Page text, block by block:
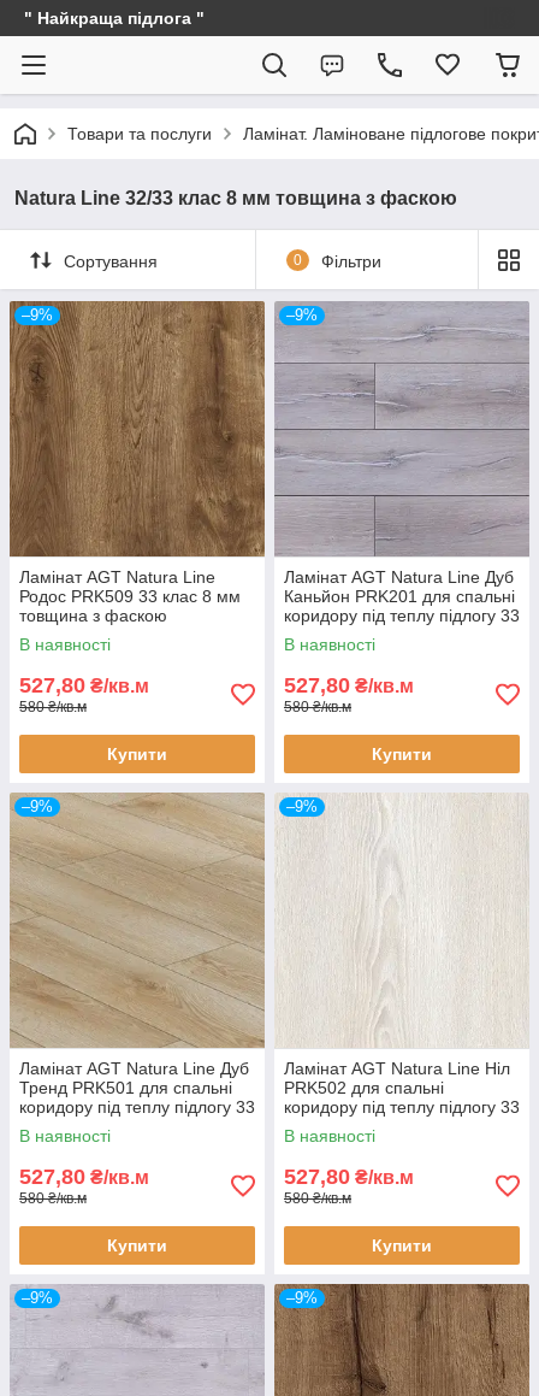
" Найкраща підлога "
Товари та послуги Ламінат. Ламіноване підлогове
Natura Line 32/33 клас 8 мм товщина з фаскою
Сортування 0 Фільтри
–9%
Ламінат AGT Natura Line
Родос PRK509 33 клас 8 мм
товщина з фаскою
В наявності
527,80 ₴/кв.м
580 ₴/кв.м
Купити
–9%
Ламінат AGT Natura Line Дуб
Каньйон PRK201 для спальні
коридору під теплу підлогу 33
клас 8 мм товщина з фаскою
В наявності
527,80 ₴/кв.м
580 ₴/кв.м
Купити
–9%
Ламінат AGT Natura Line Дуб
Тренд PRK501 для спальні
коридору під теплу підлогу 33
клас 8 мм товщина з фаскою
В наявності
527,80 ₴/кв.м
580 ₴/кв.м
Купити
–9%
Ламінат AGT Natura Line Ніл
PRK502 для спальні
коридору під теплу підлогу 33
клас 8 мм товщина з фаскою
В наявності
527,80 ₴/кв.м
580 ₴/кв.м
Купити
–9% –9%